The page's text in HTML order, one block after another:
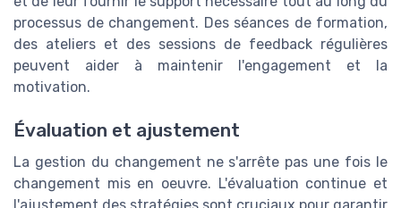
processus de changement. Des séances de formation,
des ateliers et des sessions de feedback régulières
peuvent aider à maintenir l'engagement et la
motivation.
Évaluation et ajustement
La gestion du changement ne s'arrête pas une fois le
changement mis en oeuvre. L'évaluation continue et